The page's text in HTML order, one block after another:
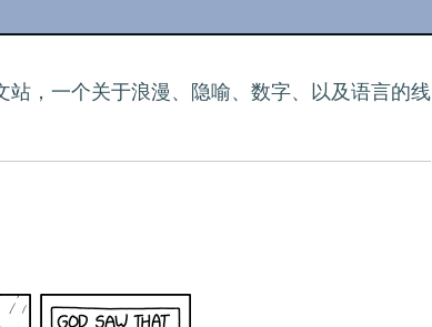
站，一个关于浪漫、隐喻、数字、以及语言的线